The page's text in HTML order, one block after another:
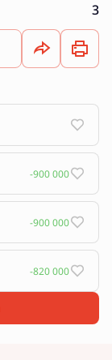
3
-900 000
-900 000
-820 000